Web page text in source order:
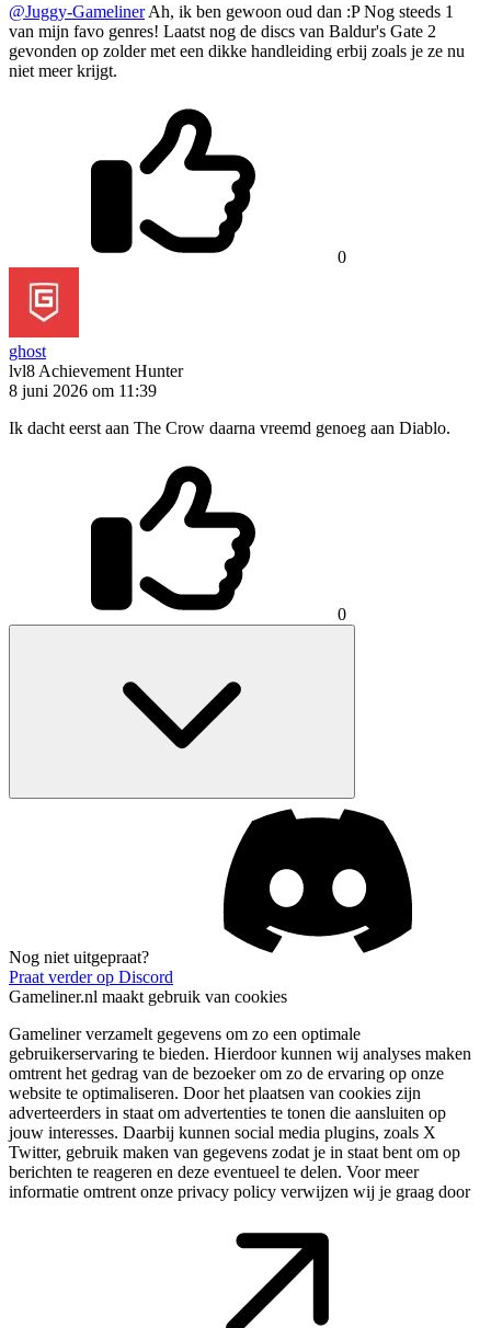
@Juggy-GamelinerAh, ik ben gewoon oud dan :P Nog steeds 1
van mijn favo genres! Laatst nog de discs van Baldur's Gate 2
gevonden op zolder met een dikke handleiding erbij zoals je ze nu
niet meer krijgt.
0
ghost
lvl8 Achievement Hunter
8 juni 2026 om 11:39
Ik dacht eerst aan The Crow daarna vreemd genoeg aan Diablo.
0
Nog niet uitgepraat?
Praat verder op Discord
Gameliner.nl maakt gebruik van cookies
Gameliner verzamelt gegevens om zo een optimale
gebruikerservaring te bieden. Hierdoor kunnen wij analyses maken
omtrent het gedrag van de bezoeker om zo de ervaring op onze
website te optimaliseren. Door het plaatsen van cookies zijn
adverteerders in staat om advertenties te tonen die aansluiten op
jouw interesses. Daarbij kunnen social media plugins, zoals X
Twitter, gebruik maken van gegevens zodat je in staat bent om op
berichten te reageren en deze eventueel te delen. Voor meer
informatie omtrent onze privacy policy verwijzen wij je graag door